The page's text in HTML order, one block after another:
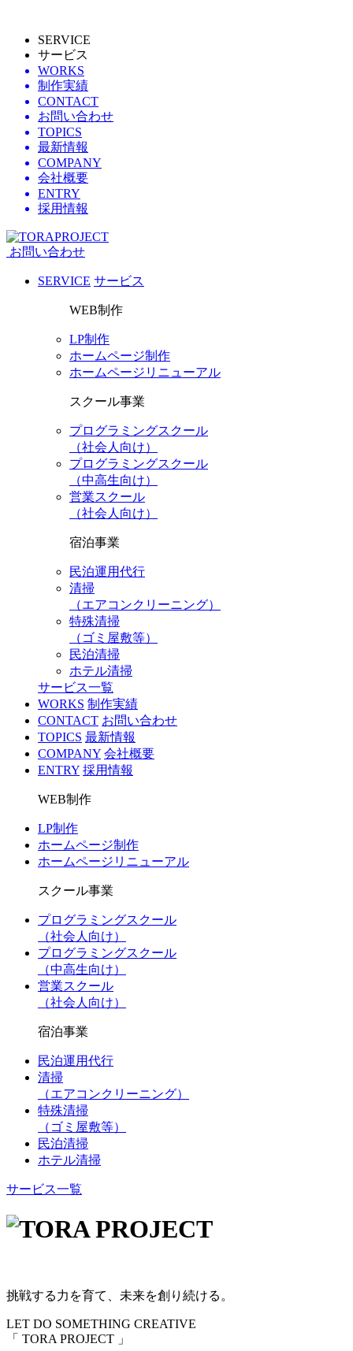
SERVICE
サービス
WORKS
制作実績
CONTACT
お問い合わせ
TOPICS
最新情報
COMPANY
会社概要
ENTRY
採用情報
お問い合わせ
SERVICE サービス
WEB制作
LP制作
ホームページ制作
ホームページリニューアル
スクール事業
プログラミングスクール
（社会人向け）
プログラミングスクール
（中高生向け）
営業スクール
（社会人向け）
宿泊事業
民泊運用代行
清掃
（エアコンクリーニング）
特殊清掃
（ゴミ屋敷等）
民泊清掃
ホテル清掃
サービス一覧
WORKS 制作実績
CONTACT お問い合わせ
TOPICS 最新情報
COMPANY 会社概要
ENTRY 採用情報
WEB制作
LP制作
ホームページ制作
ホームページリニューアル
スクール事業
プログラミングスクール
（社会人向け）
プログラミングスクール
（中高生向け）
営業スクール
（社会人向け）
宿泊事業
民泊運用代行
清掃
（エアコンクリーニング）
特殊清掃
（ゴミ屋敷等）
民泊清掃
ホテル清掃
サービス一覧
挑戦する力を育て、未来を創り続ける。
LET DO SOMETHING CREATIVE
「 TORA PROJECT 」